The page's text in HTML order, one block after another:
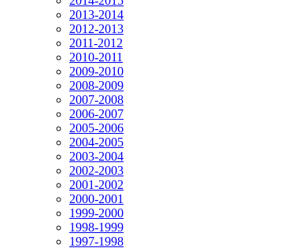
2013-2014
2012-2013
2011-2012
2010-2011
2009-2010
2008-2009
2007-2008
2006-2007
2005-2006
2004-2005
2003-2004
2002-2003
2001-2002
2000-2001
1999-2000
1998-1999
1997-1998